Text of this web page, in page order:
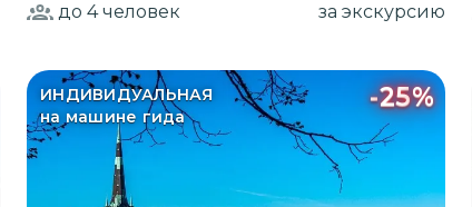
до 4человек за экскурсию
ИНДИВИДУАЛЬНАЯ
на машине гида
-25%